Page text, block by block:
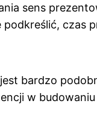
sens
podkreślić, czas
bardzo
w